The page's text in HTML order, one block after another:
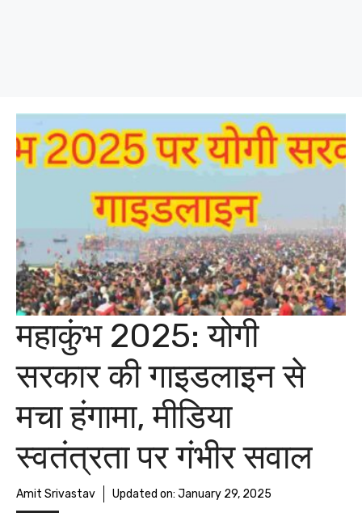
महाकुंभ 2025: योगी
सरकार की गाइडलाइन से
मचा हंगामा, मीडिया
स्वतंत्रता पर गंभीर सवाल
Amit Srivastav Updated on: January 29, 2025